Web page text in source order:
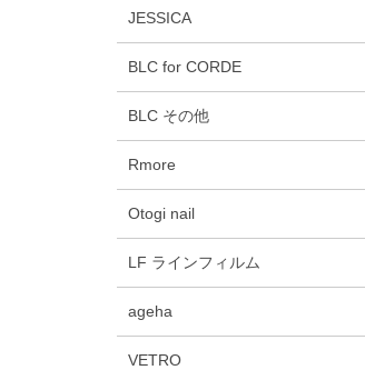
JESSICA
BLC for CORDE
BLC その他
Rmore
Otogi nail
LF ラインフィルム
ageha
VETRO